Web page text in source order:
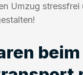
Umzug stressfrei
beim